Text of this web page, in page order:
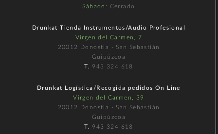
Sábado : Cerrado
Drunkat Tienda Instrumentos/Audio Profesional
Virgen del Carmen, 7
20012 Donostia - San Sebastián
Guipúzcoa
T. 943 324 618
Drunkat Logística/Recogida pedidos On Line
Virgen del Carmen, 39
20012 Donostia - San Sebastián
Guipúzcoa
T. 943 324 618